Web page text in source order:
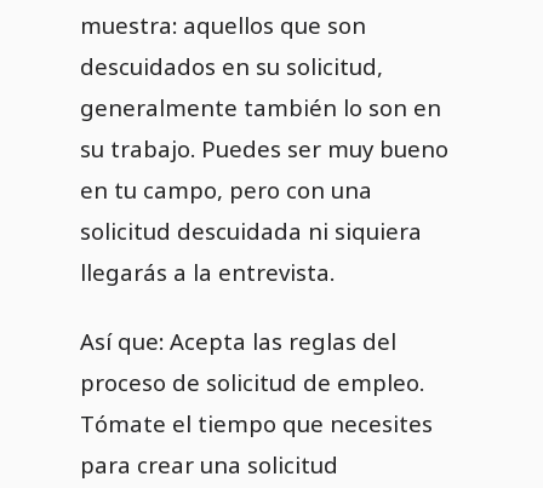
muestra: aquellos que son
descuidados en su solicitud,
generalmente también lo son en
su trabajo. Puedes ser muy bueno
en tu campo, pero con una
solicitud descuidada ni siquiera
llegarás a la entrevista.
Así que: Acepta las reglas del
proceso de solicitud de empleo.
Tómate el tiempo que necesites
para crear una solicitud